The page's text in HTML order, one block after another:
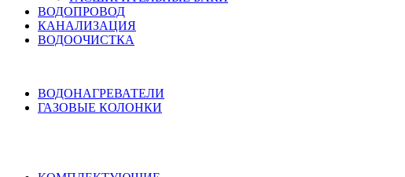
ВОДОПРОВОД
КАНАЛИЗАЦИЯ
ВОДООЧИСТКА
ВОДОНАГРЕВАТЕЛИ
ГАЗОВЫЕ КОЛОНКИ